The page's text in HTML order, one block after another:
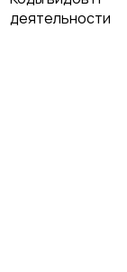
деятельности